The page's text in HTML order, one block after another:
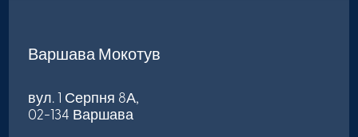
Варшава Мокотув
вул. 1 Серпня 8А,
02-134 Варшава